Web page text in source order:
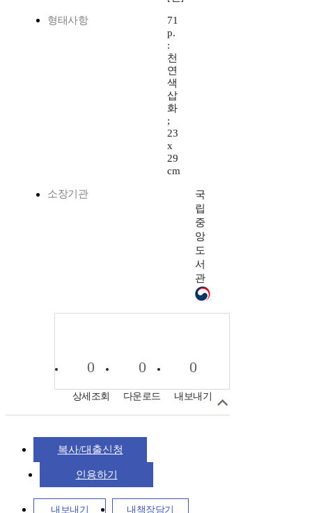
형태사항
71
p.
:
천
연
색
삽
화
;
23
x
29
cm
소장기관
국
립
중
앙
도
서
관
0
상세조회
0
다운로드
0
내보내기
복사/대출신청
인용하기
내보내기 내책장담기